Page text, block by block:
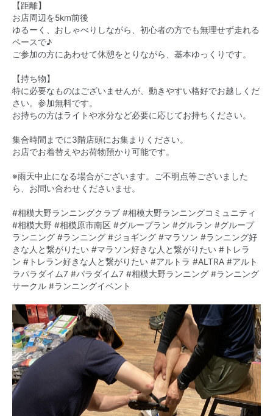
【距離】
お店周辺を5km前後
ゆるーく、おしゃべりしながら、初心者の方でも無理せず走れる
ペースで♪
ご参加の方にあわせて休憩をとりながら、基本ゆっくりです。
【持ち物】
特に必要なものはございませんが、動きやすい格好でお越しくだ
さい。参加無料です。
お持ちの方はライトや水分など必要に応じてお持ちください。
集合時間までに3階店頭にお集まりください。
お店でお着替えやお荷物預かり可能です。
※雨天中止になる場合がございます。ご不明点等ございました
ら、お問い合わせくださいませ。
#相模大野ランニングクラブ #相模大野ランニングコミュニティ
#相模大野 #相模原市南区 #グループラン #グルラン #グループ
ランニング #ランニング #ジョギング #マラソン #ランニング好
きな人と繋がりたい #マラソン好きな人と繋がりたい #トレラ
ン #トレラン好きな人と繋がりたい #アルトラ #ALTRA #アルト
ラパラダイム7 #パラダイム7 #相模大野ランニング #ランニング
サークル #ランニングイベント